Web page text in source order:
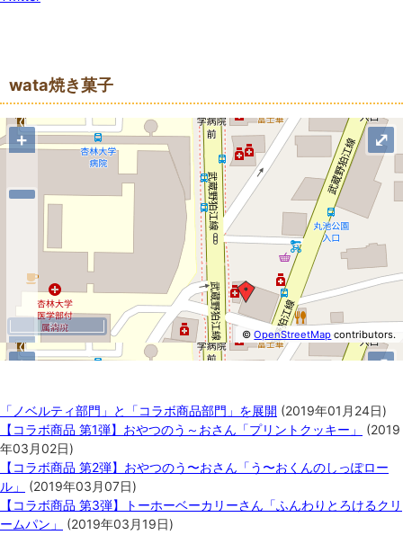
wata焼き菓子
+
−
©OpenStreetMap contributors.
50 m
⤢
+ ⤢
「ノベルティ部門」と「コラボ商品部門」を展開 (2019年01月24日)
【コラボ商品 第1弾】おやつのう～おさん「プリントクッキー」
(2019
年03月02日)
【コラボ商品 第2弾】おやつのう〜おさん「う〜おくんのしっぽロー
ル」
(2019年03月07日)
【コラボ商品 第3弾】トーホーベーカリーさん「ふんわりとろけるクリ
ームパン」
(2019年03月19日)